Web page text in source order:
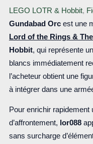
LEGO LOTR & Hobbit,
Gundabad Orcest une
Lord of the Rings &
Hobbit, qui représente
blancs immédiatement
l’acheteur obtient une
à intégrer dans une
Pour enrichir rapidement
d’affrontement, lor088
sans surcharge